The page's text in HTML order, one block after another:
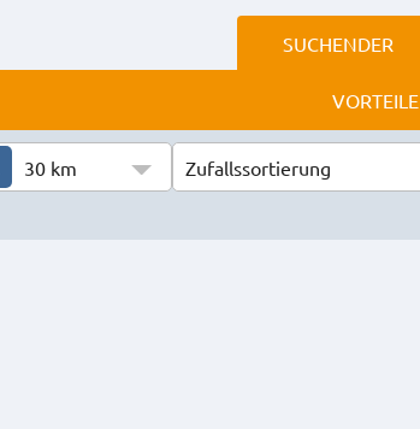
SUCHENDER
VORTEILE
30 km Zufallssortierung